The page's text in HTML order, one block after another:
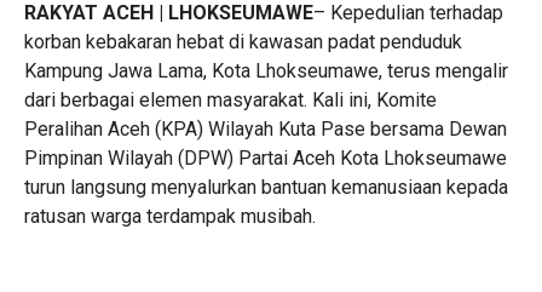
RAKYAT ACEH | LHOKSEUMAWE– Kepedulian terhadap
korban kebakaran hebat di kawasan padat penduduk
Kampung Jawa Lama, Kota Lhokseumawe, terus mengalir
dari berbagai elemen masyarakat. Kali ini, Komite
Peralihan Aceh (KPA) Wilayah Kuta Pase bersama Dewan
Pimpinan Wilayah (DPW) Partai Aceh Kota Lhokseumawe
turun langsung menyalurkan bantuan kemanusiaan kepada
ratusan warga terdampak musibah.